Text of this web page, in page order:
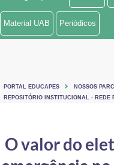
Ministério de Minas e Energia
Ministério do Turismo
Controladoria-Geral da União
Material UAB Periódicos
PORTAL EDUCAPES
NOSSOS
REPOSITÓRIO INSTITUCIONAL - REDE
O valor do